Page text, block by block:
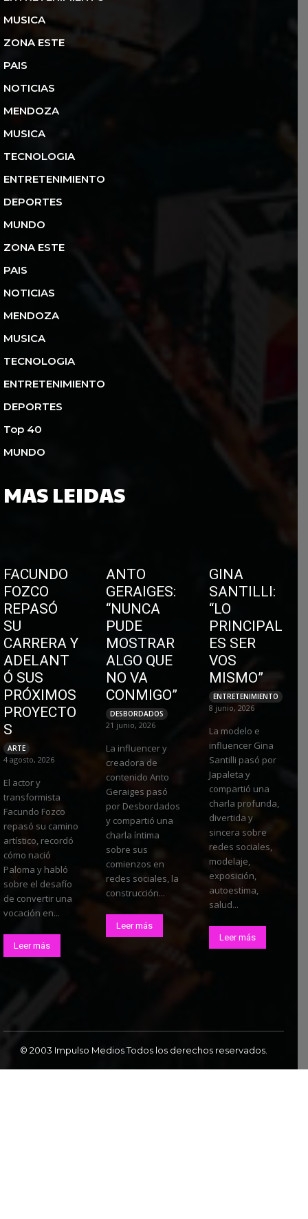
MUSICA
ZONA ESTE
PAIS
NOTICIAS
MENDOZA
MUSICA
TECNOLOGIA
ENTRETENIMIENTO
DEPORTES
MUNDO
ZONA ESTE
PAIS
NOTICIAS
MENDOZA
MUSICA
TECNOLOGIA
ENTRETENIMIENTO
DEPORTES
Top 40
MUNDO
MAS LEIDAS
FACUNDO
FOZCO
REPASÓ
SU
CARRERA Y
ADELANT
Ó SUS
PRÓXIMOS
PROYECTO
S
ARTE
4 agosto, 2026
El actor y
transformista
Facundo Fozco
repasó su camino
artístico, recordó
cómo nació
Paloma y habló
sobre el desafío
de convertir una
vocación en...
Leer más
ANTO
GERAIGES:
“NUNCA
PUDE
MOSTRAR
ALGO QUE
NO VA
CONMIGO”
DESBORDADOS
21 junio, 2026
La influencer y
creadora de
contenido Anto
Geraiges pasó
por Desbordados
y compartió una
charla íntima
sobre sus
comienzos en
redes sociales, la
construcción...
Leer más
GINA
SANTILLI:
“LO
PRINCIPAL
ES SER
VOS
MISMO”
ENTRETENIMIENTO
8 junio, 2026
La modelo e
influencer Gina
Santilli pasó por
Japaleta y
compartió una
charla profunda,
divertida y
sincera sobre
redes sociales,
modelaje,
exposición,
autoestima,
salud...
Leer más
© 2003 Impulso Medios Todos los derechos reservados.